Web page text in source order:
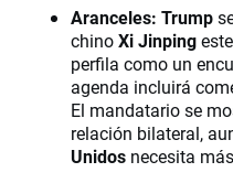
Aranceles: Trump
chinoXi Jinping
perfila como un
agenda incluirá
El mandatario se
relación bilateral,
Unidos necesita más